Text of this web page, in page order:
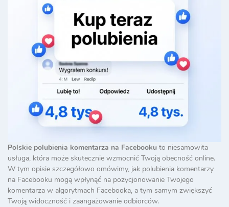
Polskie polubienia komentarza na Facebooku to niesamowita
usługa, która może skutecznie wzmocnić Twoją obecność online.
W tym opisie szczegółowo omówimy, jak polubienia komentarzy
na Facebooku mogą wpłynąć na pozycjonowanie Twojego
komentarza w algorytmach Facebooka, a tym samym zwiększyć
Twoją widoczność i zaangażowanie odbiorców.